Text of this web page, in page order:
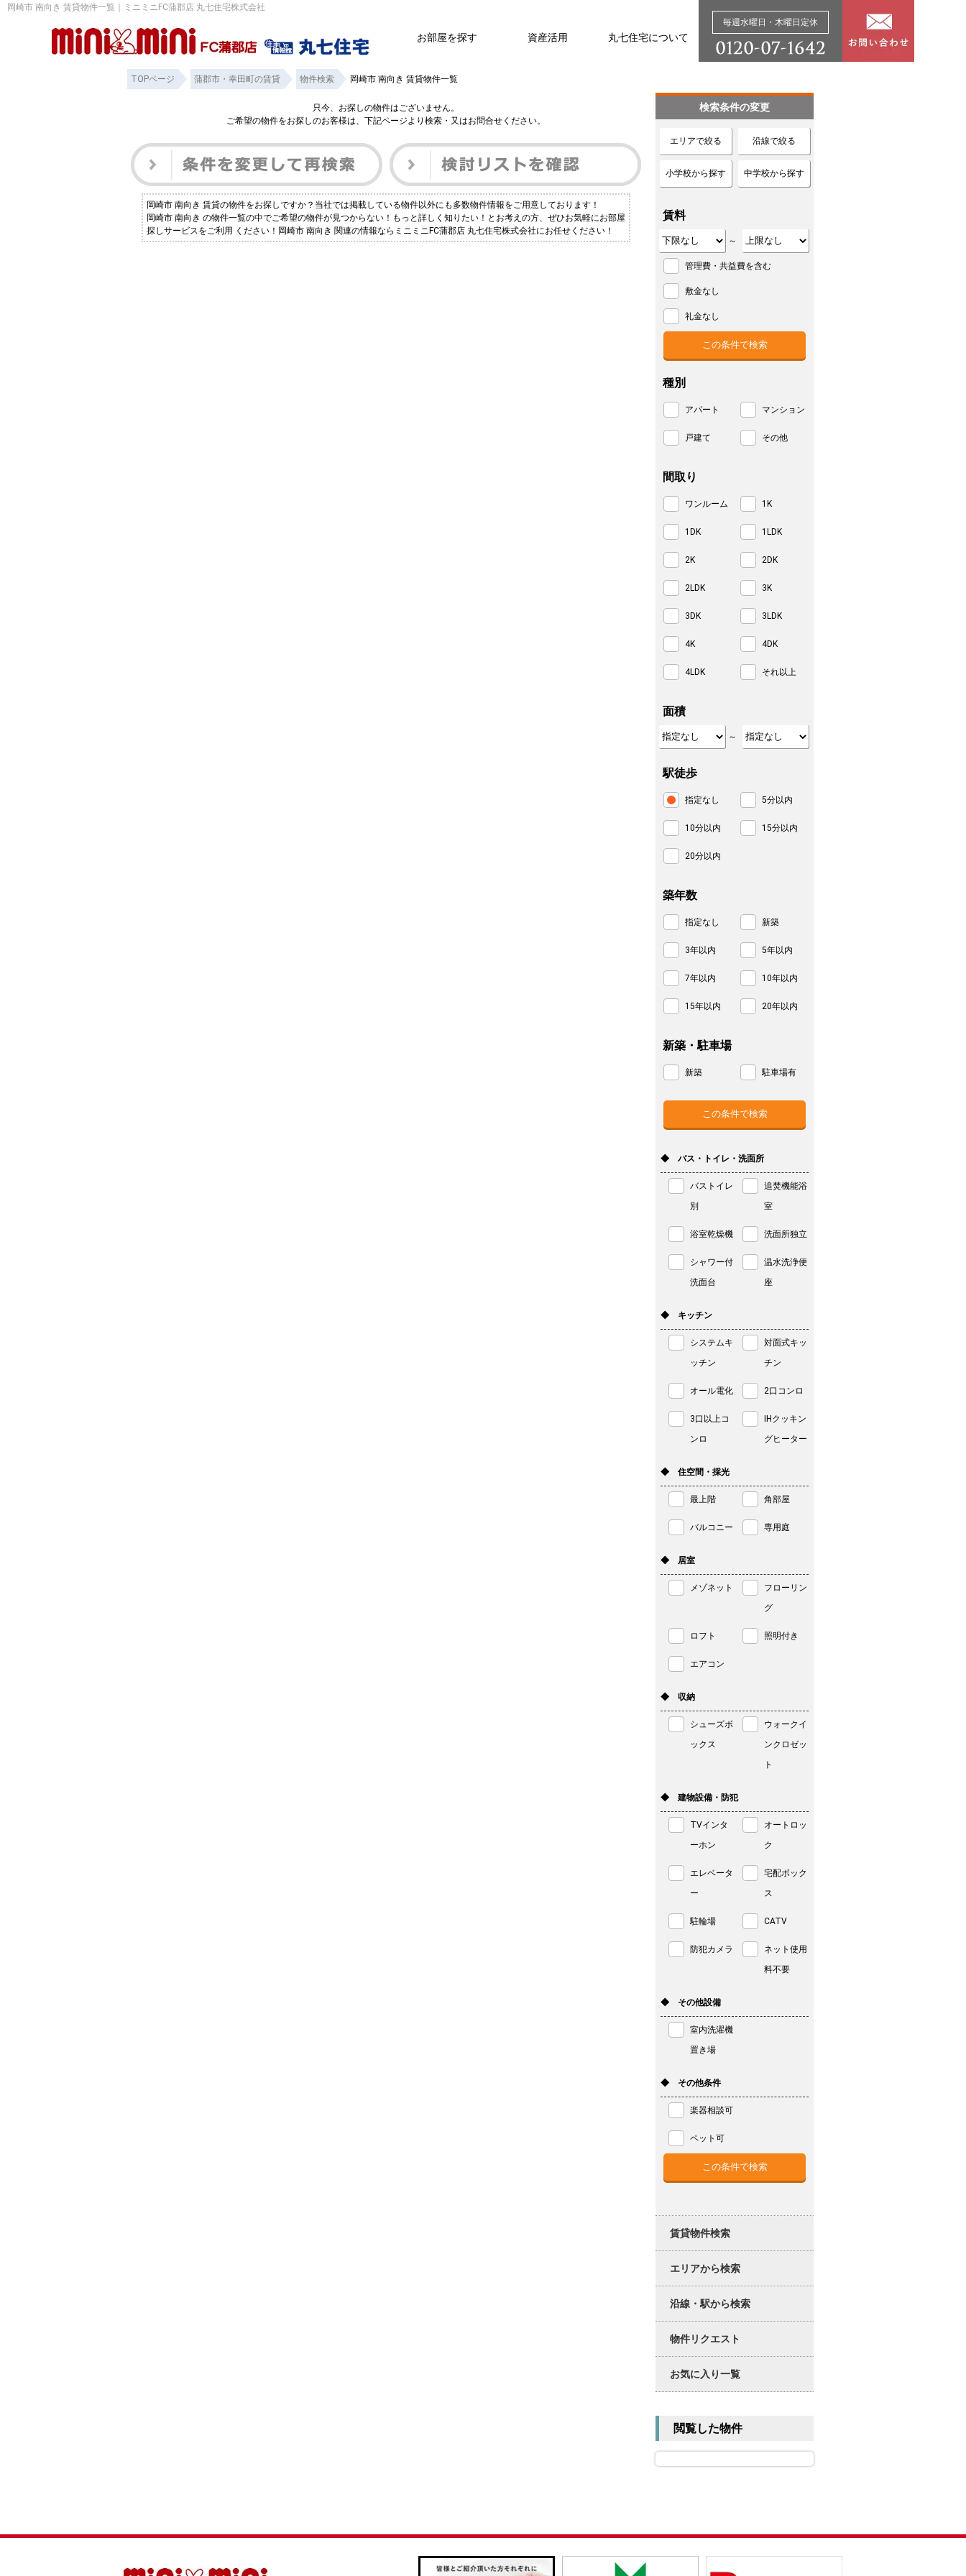
岡崎市 南向き 賃貸物件一覧｜ミニミニFC蒲郡店 丸七住宅株式会社
お部屋を探す 資産活用 丸七住宅について
毎週水曜日・木曜日定休
TOPページ 蒲郡市・幸田町の賃貸 物件検索 岡崎市 南向き 賃貸物件一覧
只今、お探しの物件はございません。
ご希望の物件をお探しのお客様は、下記ページより検索・又はお問合せください。
岡崎市 南向き 賃貸の物件をお探しですか？当社では掲載している物件以外にも多数物件情報をご用意しております！
岡崎市 南向き の物件一覧の中でご希望の物件が見つからない！もっと詳しく知りたい！とお考えの方、ぜひお気軽にお部屋
探しサービスをご利用 ください！岡崎市 南向き 関連の情報ならミニミニFC蒲郡店 丸七住宅株式会社にお任せください！
検索条件の変更
エリアで絞る 沿線で絞る
小学校から探す 中学校から探す
賃料
～
管理費・共益費を含む
敷金なし
礼金なし
種別
アパート マンション
戸建て その他
間取り
ワンルーム 1K
1DK 1LDK
2K 2DK
2LDK 3K
3DK 3LDK
4K 4DK
4LDK それ以上
面積
～
駅徒歩
指定なし 5分以内
10分以内 15分以内
20分以内
築年数
指定なし 新築
3年以内 5年以内
7年以内 10年以内
15年以内 20年以内
新築・駐車場
新築 駐車場有
◆ バス・トイレ・洗面所
バストイレ
別
追焚機能浴
室
浴室乾燥機 洗面所独立
シャワー付
洗面台
温水洗浄便
座
◆ キッチン
システムキ
ッチン
対面式キッ
チン
オール電化 2口コンロ
3口以上コ
ンロ
IHクッキン
グヒーター
◆ 住空間・採光
最上階 角部屋
バルコニー 専用庭
◆ 居室
メゾネット
フローリン
グ
ロフト 照明付き
エアコン
◆ 収納
シューズボ
ックス
ウォークイ
ンクロゼッ
ト
◆ 建物設備・防犯
TVインタ
ーホン
オートロッ
ク
エレベータ
ー
宅配ボック
ス
駐輪場 CATV
防犯カメラ
ネット使用
料不要
◆ その他設備
室内洗濯機
置き場
◆ その他条件
楽器相談可
ペット可
賃貸物件検索
エリアから検索
沿線・駅から検索
物件リクエスト
お気に入り一覧
閲覧した物件